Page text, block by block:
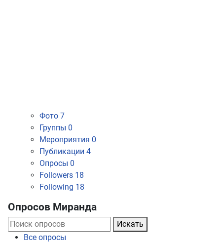
Фото 7
Группы 0
Мероприятия 0
Публикации 4
Опросы 0
Followers 18
Following 18
Опросов Миранда
Искать
Все опросы